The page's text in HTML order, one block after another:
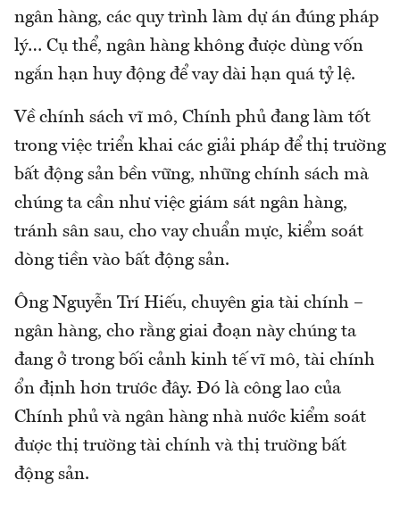
ngân hàng, các quy trình làm dự án đúng pháp
lý… Cụ thể, ngân hàng không được dùng vốn
ngắn hạn huy động để vay dài hạn quá tỷ lệ.
Về chính sách vĩ mô, Chính phủ đang làm tốt
trong việc triển khai các giải pháp để thị trường
bất động sản bền vững, những chính sách mà
chúng ta cần như việc giám sát ngân hàng,
tránh sân sau, cho vay chuẩn mực, kiểm soát
dòng tiền vào bất động sản.
Ông Nguyễn Trí Hiếu, chuyên gia tài chính –
ngân hàng, cho rằng giai đoạn này chúng ta
đang ở trong bối cảnh kinh tế vĩ mô, tài chính
ổn định hơn trước đây. Đó là công lao của
Chính phủ và ngân hàng nhà nước kiểm soát
được thị trường tài chính và thị trường bất
động sản.